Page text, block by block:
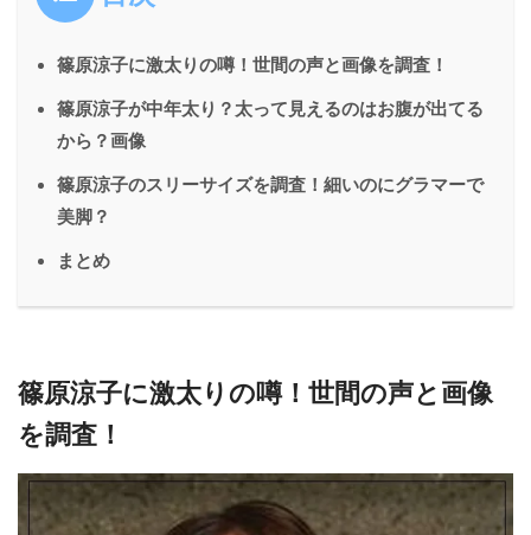
篠原涼子に激太りの噂！世間の声と画像を調査！
篠原涼子が中年太り？太って見えるのはお腹が出てる
から？画像
篠原涼子のスリーサイズを調査！細いのにグラマーで
美脚？
まとめ
篠原涼子に激太りの噂！世間の声と画像
を調査！